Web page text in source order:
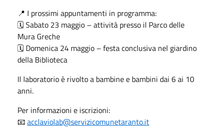
📍 I prossimi appuntamenti in programma:
🗓 Sabato 23 maggio – attività presso il Parco delle
Mura Greche
🗓 Domenica 24 maggio – festa conclusiva nel giardino
della Biblioteca
Il laboratorio è rivolto a bambine e bambini dai 6 ai 10
anni.
Per informazioni e iscrizioni:
📧 acclaviolab@servizicomunetaranto.it